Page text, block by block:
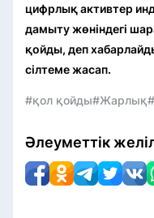
цифрлық активтер
дамыту жөніндегі
қойды, деп
сілтеме жасап.
#қол қойды#Жарлық
Әлеуметтік